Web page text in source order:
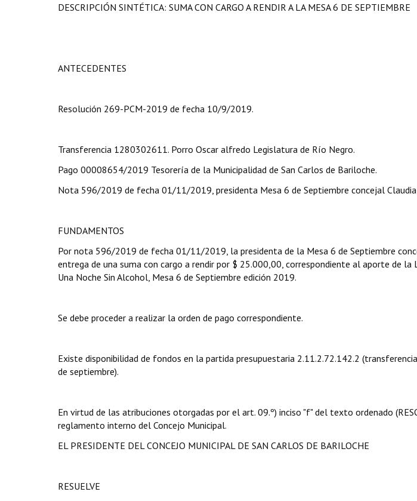
DESCRIPCIÓN SINTÉTICA: SUMA CON CARGO A RENDIR A LA MESA 6 DE SEPTIEMBRE
ANTECEDENTES
Resolución 269-PCM-2019 de fecha 10/9/2019.
Transferencia 1280302611. Porro Oscar alfredo Legislatura de Río Negro.
Pago 00008654/2019 Tesorería de la Municipalidad de San Carlos de Bariloche.
Nota 596/2019 de fecha 01/11/2019, presidenta Mesa 6 de Septiembre concejal Claudia
FUNDAMENTOS
Por nota 596/2019 de fecha 01/11/2019, la presidenta de la Mesa 6 de Septiembre
entrega de una suma con cargo a rendir por $ 25.000,00, correspondiente al aporte de
Una Noche Sin Alcohol, Mesa 6 de Septiembre edición 2019.
Se debe proceder a realizar la orden de pago correspondiente.
Existe disponibilidad de fondos en la partida presupuestaria 2.11.2.72.142.2
de septiembre).
En virtud de las atribuciones otorgadas por el art. 09.º) inciso "f" del texto ordenado
reglamento interno del Concejo Municipal.
EL PRESIDENTE DEL CONCEJO MUNICIPAL DE SAN CARLOS DE BARILOCHE
RESUELVE